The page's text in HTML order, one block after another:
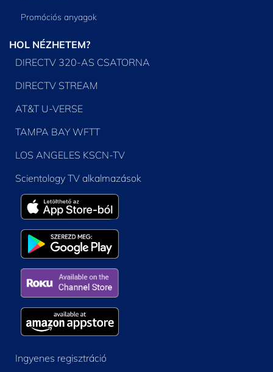
Promóciós anyagok
HOL NÉZHETEM?
DIRECTV 320-AS CSATORNA
DIRECTV STREAM
AT&T U-VERSE
TAMPA BAY WFTT
LOS ANGELES KSCN-TV
Scientology TV alkalmazások
Ingyenes regisztráció